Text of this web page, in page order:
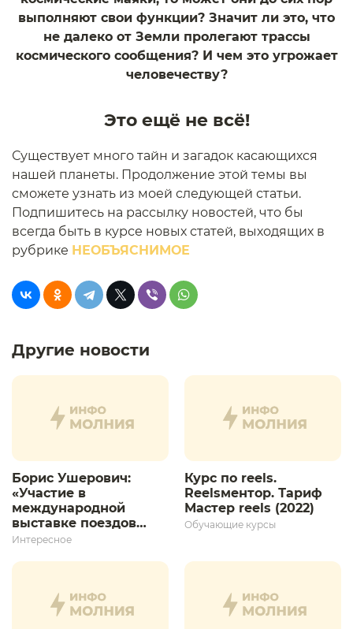
выполняют свои функции? Значит ли это, что
не далеко от Земли пролегают трассы
космического сообщения? И чем это угрожает
человечеству?
Это ещё не всё!
Существует много тайн и загадок касающихся
нашей планеты. Продолжение этой темы вы
сможете узнать из моей следующей статьи.
Подпишитесь на рассылку новостей, что бы
всегда быть в курсе новых статей, выходящих в
рубрике НЕОБЪЯСНИМОЕ
Другие новости
Борис Ушерович:
«Участие в
международной
выставке поездов
дает толчок для
развития»
Интересное
Курс по reels.
Reelsментор. Тариф
Мастер reels (2022)
Обучающие курсы